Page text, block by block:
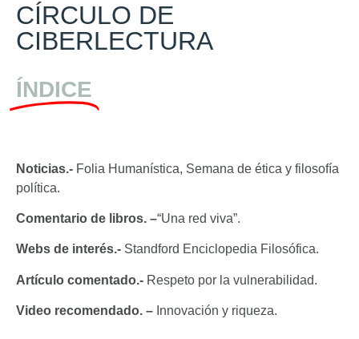
CÍRCULO DE
CIBERLECTURA
ÍNDICE
Noticias.- Folia Humanística, Semana de ética y filosofía
política.
Comentario de libros. –“Una red viva”.
Webs de interés.- Standford Enciclopedia Filosófica.
Artículo comentado.- Respeto por la vulnerabilidad.
Video recomendado. – Innovación y riqueza.